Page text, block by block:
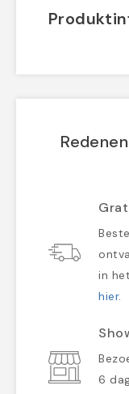
in
hier.
6